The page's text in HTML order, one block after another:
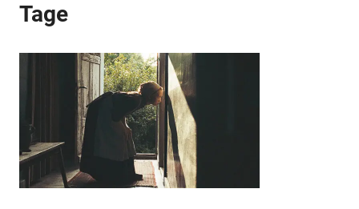
Anzeige
Anzeige
Tage